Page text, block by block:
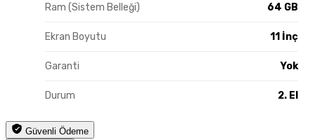
Ram (Sistem Belleği) 64 GB
Ekran Boyutu 11 İnç
Garanti Yok
Durum 2. El
Güvenli Ödeme